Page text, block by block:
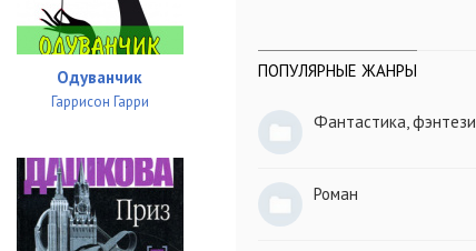
Одуванчик
Гаррисон Гарри
ПОПУЛЯРНЫЕ ЖАНРЫ
Фантастика, фэнтези
Роман